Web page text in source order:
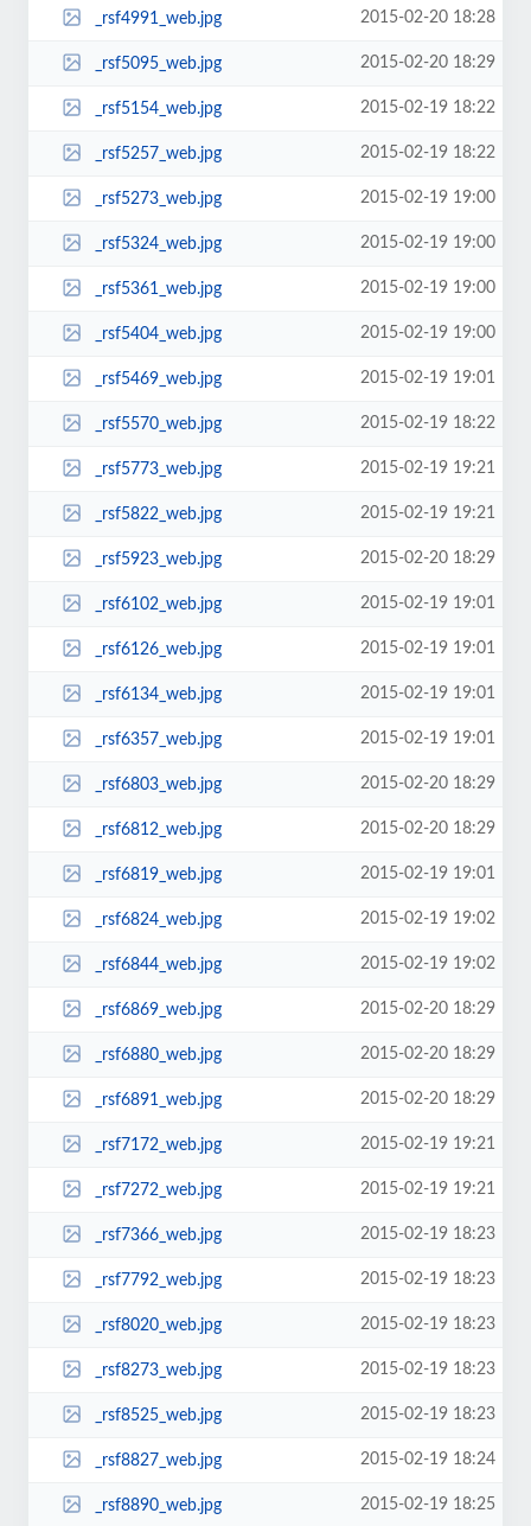
_rsf4991_web.jpg 2015-02-20 18:28
_rsf5095_web.jpg 2015-02-20 18:29
_rsf5154_web.jpg 2015-02-19 18:22
_rsf5257_web.jpg 2015-02-19 18:22
_rsf5273_web.jpg 2015-02-19 19:00
_rsf5324_web.jpg 2015-02-19 19:00
_rsf5361_web.jpg 2015-02-19 19:00
_rsf5404_web.jpg 2015-02-19 19:00
_rsf5469_web.jpg 2015-02-19 19:01
_rsf5570_web.jpg 2015-02-19 18:22
_rsf5773_web.jpg 2015-02-19 19:21
_rsf5822_web.jpg 2015-02-19 19:21
_rsf5923_web.jpg 2015-02-20 18:29
_rsf6102_web.jpg 2015-02-19 19:01
_rsf6126_web.jpg 2015-02-19 19:01
_rsf6134_web.jpg 2015-02-19 19:01
_rsf6357_web.jpg 2015-02-19 19:01
_rsf6803_web.jpg 2015-02-20 18:29
_rsf6812_web.jpg 2015-02-20 18:29
_rsf6819_web.jpg 2015-02-19 19:01
_rsf6824_web.jpg 2015-02-19 19:02
_rsf6844_web.jpg 2015-02-19 19:02
_rsf6869_web.jpg 2015-02-20 18:29
_rsf6880_web.jpg 2015-02-20 18:29
_rsf6891_web.jpg 2015-02-20 18:29
_rsf7172_web.jpg 2015-02-19 19:21
_rsf7272_web.jpg 2015-02-19 19:21
_rsf7366_web.jpg 2015-02-19 18:23
_rsf7792_web.jpg 2015-02-19 18:23
_rsf8020_web.jpg 2015-02-19 18:23
_rsf8273_web.jpg 2015-02-19 18:23
_rsf8525_web.jpg 2015-02-19 18:23
_rsf8827_web.jpg 2015-02-19 18:24
_rsf8890_web.jpg 2015-02-19 18:25